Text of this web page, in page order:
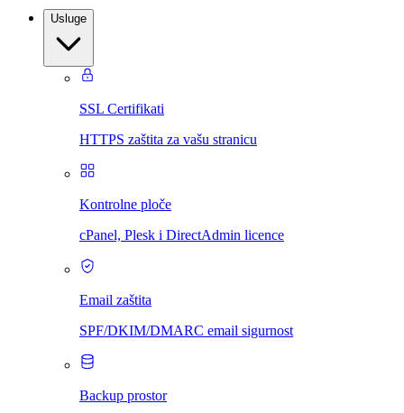
Usluge
SSL Certifikati
HTTPS zaštita za vašu stranicu
Kontrolne ploče
cPanel, Plesk i DirectAdmin licence
Email zaštita
SPF/DKIM/DMARC email sigurnost
Backup prostor